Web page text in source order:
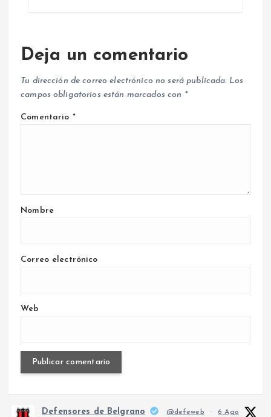
Deja un comentario
Tu dirección de correo electrónico no será publicada. Los
campos obligatorios están marcados con *
Comentario *
Nombre
Correo electrónico
Web
Defensores de Belgrano @defeweb · 6 Ago